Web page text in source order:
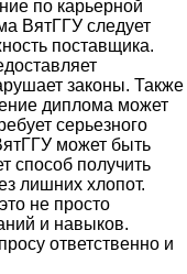
по карьерной
ВятГГУ следует
поставщика.
законы. Также
диплома может
серьезного
может быть
способ получить
лишних хлопот.
не просто
и навыков.
ответственно и